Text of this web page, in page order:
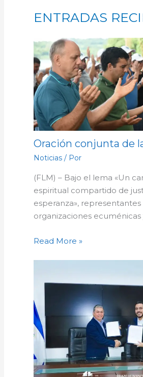
ENTRADAS
Oración conjunta de
Noticias/ Por
(FLM) – Bajo el lema «Un
espiritual compartido de
esperanza», representantes
organizaciones ecuménicas
Read More »